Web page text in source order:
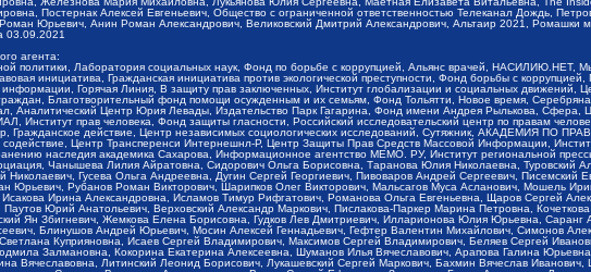
Постернак Алексей Евгеньевич, Общество с ограниченной ответственностью Телеканал Дождь,
Юрьевич, Анин Роман Александрович, Великовский Дмитрий Александрович, Альтаир 2021, Ромашки
03.09.2021
агента:
политики, Лаборатория социальных наук, Фонд по борьбе с коррупцией, Альянс врачей,
инициатива, Гражданская инициатива против экологической преступности, Фонд борьбы с
информации, Горячая Линия, В защиту прав заключенных, Институт глобализации и социальных
Благотворительный фонд помощи осужденным и их семьям, Фонд Тольятти, Новое время,
Аналитический Центр Юрия Левады, Издательство Парк Гагарина, Фонд имени Андрея Рылькова,
Институт прав человека, Фонд защиты гласности, Российский исследовательский центр по правам
Гражданское действие, Центр независимых социологических исследований, Сутяжник, АКАДЕМИЯ ПО
содействие, Центр Трансперенси Интернешнл-Р, Центр Защиты Прав Средств Массовой Информации,
наследия академика Сахарова, Информационное агентство МЕМО. РУ, Институт региональной
Чанышева Лилия Айратовна, Сидорович Ольга Борисовна, Таранова Юлия Николаевна, Туровский
Гусева Ольга Андреевна, Дугин Сергей Георгиевич, Пивоваров Андрей Сергеевич, Писемский
Юрьевич, Рубанов Роман Викторович, Шарипков Олег Викторович, Мальсагов Муса Асланович, Мошель
Ирина Александровна, Исламов Тимур Рифгатович, Романова Ольга Евгеньевна, Щаров Сергей
Юрий Анатольевич, Верховский Александр Маркович, Пислакова-Паркер Марина Петровна,
Ян Збигневич, Жемкова Елена Борисовна, Гудков Лев Дмитриевич, Илларионова Юлия Юрьевна,
Блинушов Андрей Юрьевич, Мосин Алексей Геннадьевич, Гефтер Валентин Михайлович, Симонов
Куприяновна, Исаев Сергей Владимирович, Максимов Сергей Владимирович, Беляев Сергей
Залмановна, Кокорина Екатерина Алексеевна, Шуманов Илья Вячеславович, Арапова Галина
Вячеславовна, Литинский Леонид Борисович, Лукашевский Сергей Маркович, Бахмин Вячеслав